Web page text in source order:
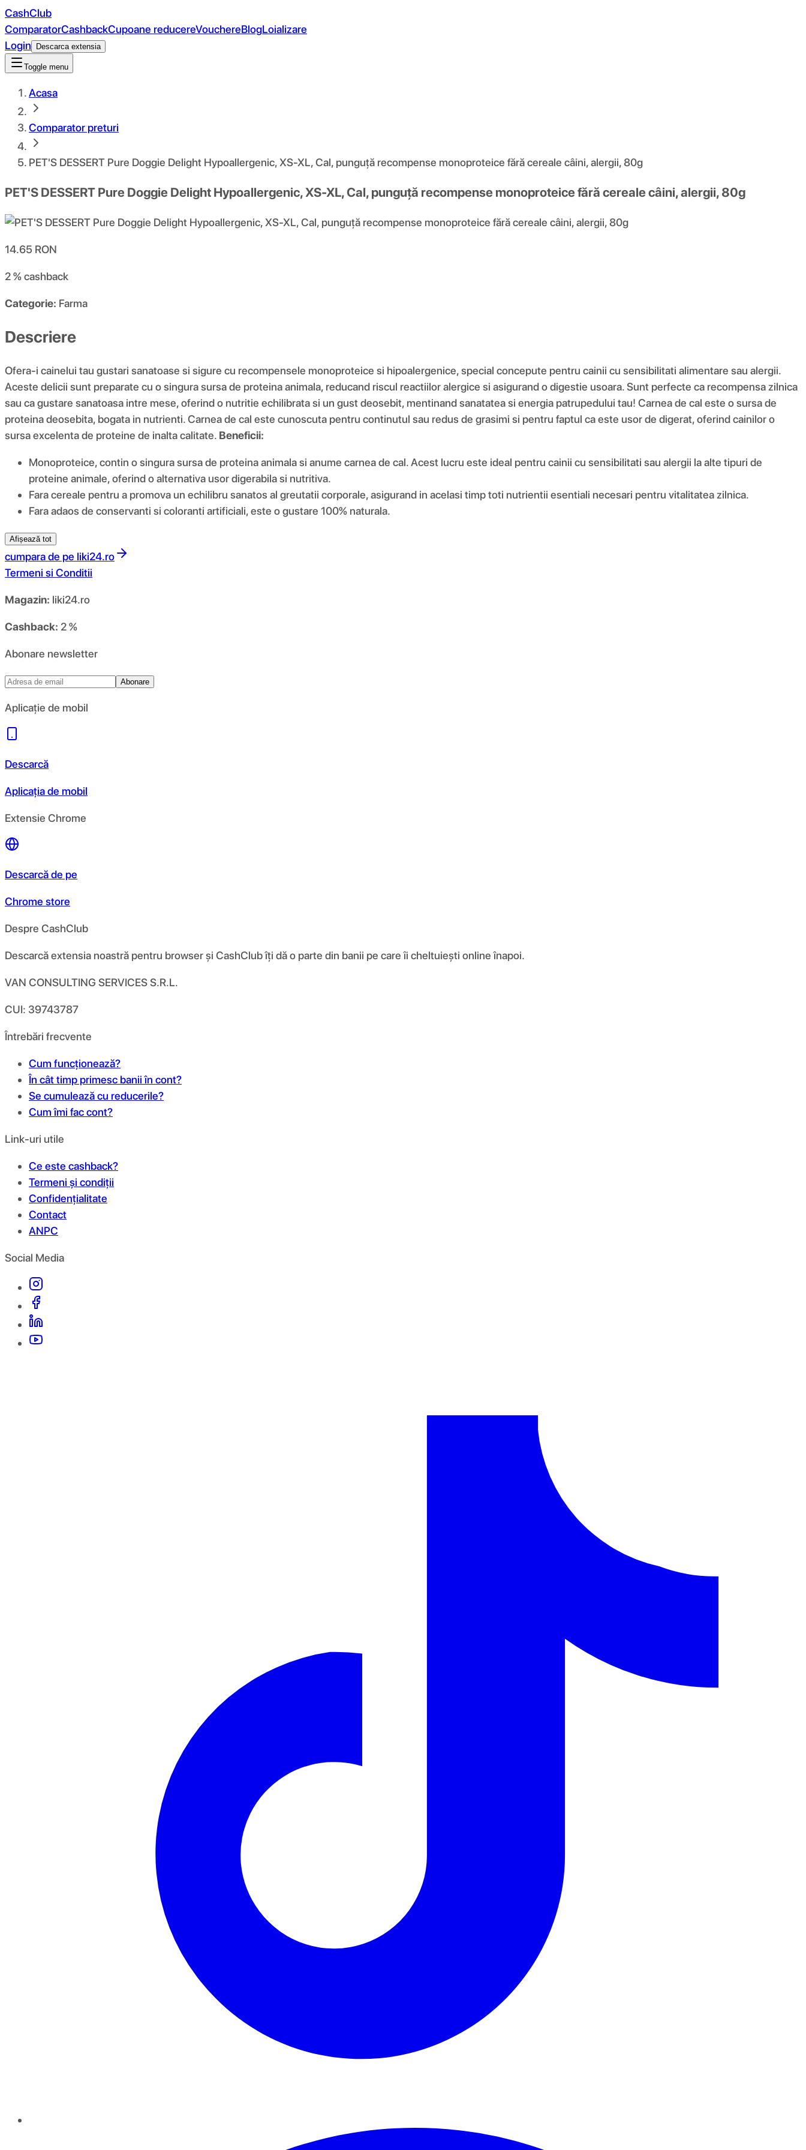
CashClub
ComparatorCashbackCupoane reducereVouchereBlogLoializare
Login
Descarca extensia
Toggle menu
Acasa
Comparator preturi
PET'S DESSERT Pure Doggie Delight Hypoallergenic, XS-XL, Cal, punguță recompense monoproteice fără cereale câini, alergii, 80g
PET'S DESSERT Pure Doggie Delight Hypoallergenic, XS-XL, Cal, punguță recompense monoproteice fără cereale câini, alergii, 80g
14.65 RON
2 %cashback
Categorie: Farma
Descriere
Ofera-i cainelui tau gustari sanatoase si sigure cu recompensele monoproteice si hipoalergenice, special concepute pentru cainii cu sensibilitati alimentare sau alergii.
Aceste delicii sunt preparate cu o singura sursa de proteina animala, reducand riscul reactiilor alergice si asigurand o digestie usoara. Sunt perfecte ca recompensa zilnica
sau ca gustare sanatoasa intre mese, oferind o nutritie echilibrata si un gust deosebit, mentinand sanatatea si energia patrupedului tau! Carnea de cal este o sursa de
proteina deosebita, bogata in nutrienti. Carnea de cal este cunoscuta pentru continutul sau redus de grasimi si pentru faptul ca este usor de digerat, oferind cainilor o
sursa excelenta de proteine de inalta calitate. Beneficii:
Monoproteice, contin o singura sursa de proteina animala si anume carnea de cal. Acest lucru este ideal pentru cainii cu sensibilitati sau alergii la alte tipuri de
proteine animale, oferind o alternativa usor digerabila si nutritiva.
Fara cereale pentru a promova un echilibru sanatos al greutatii corporale, asigurand in acelasi timp toti nutrientii esentiali necesari pentru vitalitatea zilnica.
Fara adaos de conservanti si coloranti artificiali, este o gustare 100% naturala.
Afișează tot
cumpara de pe liki24.ro
Termeni si Conditii
Magazin: liki24.ro
Cashback: 2 %
Abonare newsletter
Abonare
Aplicație de mobil
Descarcă
Aplicația de mobil
Extensie Chrome
Descarcă de pe
Chrome store
Despre CashClub
Descarcă extensia noastră pentru browser și CashClub îți dă o parte din banii pe care îi cheltuiești online înapoi.
VAN CONSULTING SERVICES S.R.L.
CUI: 39743787
Întrebări frecvente
Cum funcționează?
În cât timp primesc banii în cont?
Se cumulează cu reducerile?
Cum îmi fac cont?
Link-uri utile
Ce este cashback?
Termeni și condiții
Confidențialitate
Contact
ANPC
Social Media